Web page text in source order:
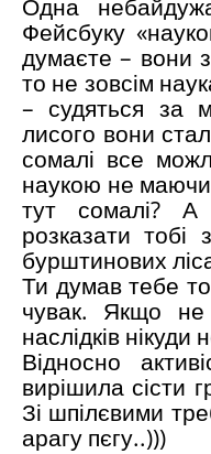
Одна
Фейсбуку
думаєте – вони
то не зовсім
– судяться за
лисого вони
сомалі все
наукою не маючи
тут сомалі?
розказати тобі
бурштинових
Ти думав тебе
чувак. Якщо
наслідків нікуди
Відносно
вирішила сісти
Зі шпілєвими
арагу пєгу..)))